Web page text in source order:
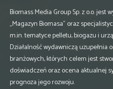
Biomass Media Group Sp. z o.o. jest
„Magazyn Biomasa” oraz
m.in. tematyce pelletu, biogazu i
Działalność wydawniczą
branżowych, których celem jest
doświadczeń oraz ocena aktualnej
prognoza jego rozwoju.